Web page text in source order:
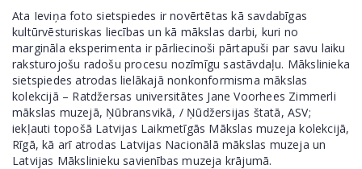
Ata Ieviņa foto sietspiedes ir novērtētas kā savdabīgas
kultūrvēsturiskas liecības un kā mākslas darbi, kuri no
margināla eksperimenta ir pārliecinoši pārtapuši par savu laiku
raksturojošu radošu procesu nozīmīgu sastāvdaļu. Mākslinieka
sietspiedes atrodas lielākajā nonkonformisma mākslas
kolekcijā – Ratdžersas universitātes Jane Voorhees Zimmerli
mākslas muzejā, Ņūbransvikā, / Ņūdžersijas štatā, ASV;
iekļauti topošā Latvijas Laikmetīgās Mākslas muzeja kolekcijā,
Rīgā, kā arī atrodas Latvijas Nacionālā mākslas muzeja un
Latvijas Mākslinieku savienības muzeja krājumā.